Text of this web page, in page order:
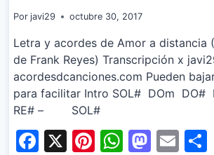
Por javi29 octubre 30, 2017
Letra y acordes de Amor a distancia
de Frank Reyes) Transcripción x
acordesdcanciones.com Pueden
para facilitar Intro SOL# DOm DO#
RE# – SOL#
Facebook
X Pinterest